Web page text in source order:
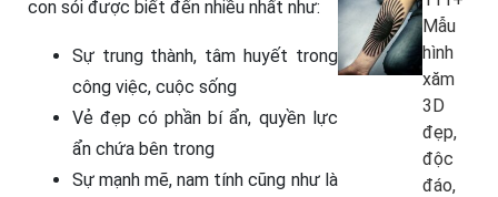
con sói được biết đến nhiều nhất như:
Sự trung thành, tâm huyết trong
công việc, cuộc sống
Vẻ đẹp có phần bí ẩn, quyền lực
ẩn chứa bên trong
Sự mạnh mẽ, nam tính cũng như là
Mẫu
hình
xăm
3D
đẹp,
độc
đáo,